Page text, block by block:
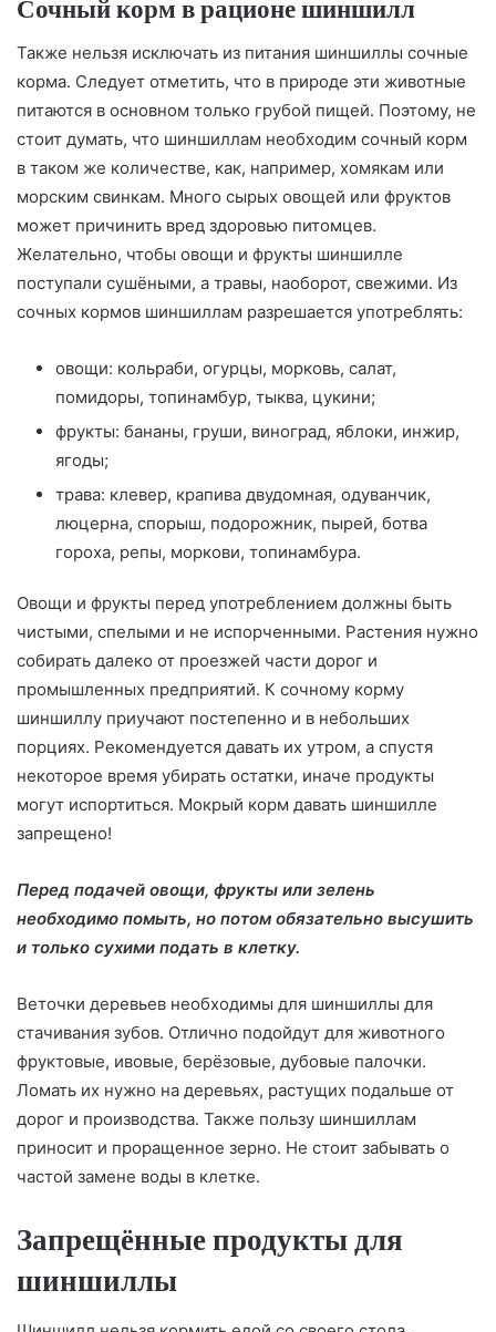
Сочный корм в рационе шиншилл
Также нельзя исключать из питания шиншиллы сочные
корма. Следует отметить, что в природе эти животные
питаются в основном только грубой пищей. Поэтому, не
стоит думать, что шиншиллам необходим сочный корм
в таком же количестве, как, например, хомякам или
морским свинкам. Много сырых овощей или фруктов
может причинить вред здоровью питомцев.
Желательно, чтобы овощи и фрукты шиншилле
поступали сушёными, а травы, наоборот, свежими. Из
сочных кормов шиншиллам разрешается употреблять:
овощи: кольраби, огурцы, морковь, салат,
помидоры, топинамбур, тыква, цукини;
фрукты: бананы, груши, виноград, яблоки, инжир,
ягоды;
трава: клевер, крапива двудомная, одуванчик,
люцерна, спорыш, подорожник, пырей, ботва
гороха, репы, моркови, топинамбура.
Овощи и фрукты перед употреблением должны быть
чистыми, спелыми и не испорченными. Растения нужно
собирать далеко от проезжей части дорог и
промышленных предприятий. К сочному корму
шиншиллу приучают постепенно и в небольших
порциях. Рекомендуется давать их утром, а спустя
некоторое время убирать остатки, иначе продукты
могут испортиться. Мокрый корм давать шиншилле
запрещено!
Перед подачей овощи, фрукты или зелень
необходимо помыть, но потом обязательно высушить
и только сухими подать в клетку.
Веточки деревьев необходимы для шиншиллы для
стачивания зубов. Отлично подойдут для животного
фруктовые, ивовые, берёзовые, дубовые палочки.
Ломать их нужно на деревьях, растущих подальше от
дорог и производства. Также пользу шиншиллам
приносит и проращенное зерно. Не стоит забывать о
частой замене воды в клетке.
Запрещённые продукты для
шиншиллы